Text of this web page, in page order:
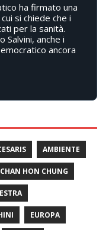
ha firmato una
si chiede che i
per la sanità.
anche i
ancora
AMBIENTE
CHAN HON CHUNG
EUROPA